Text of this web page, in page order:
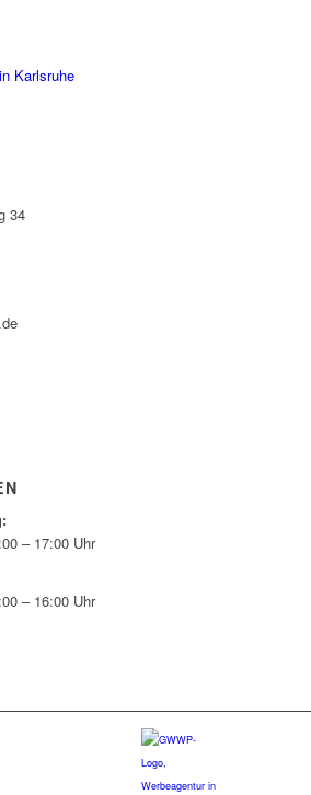
Karlsruhe
34
– 17:00 Uhr
– 16:00 Uhr